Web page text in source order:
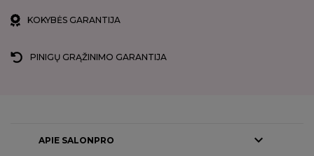
KOKYBĖS GARANTIJA
PINIGŲ GRĄŽINIMO GARANTIJA
APIE SALONPRO 